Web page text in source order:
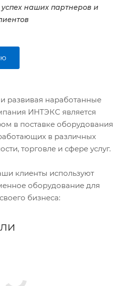
наших партнеров и
развивая наработанные
ИНТЭКС является
в поставке оборудования
в различных
торговле и сфере услуг.
клиенты используют
оборудование для
бизнеса: